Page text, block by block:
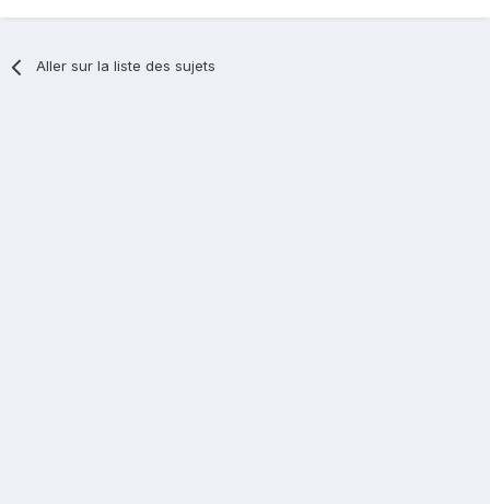
Aller sur la liste des sujets